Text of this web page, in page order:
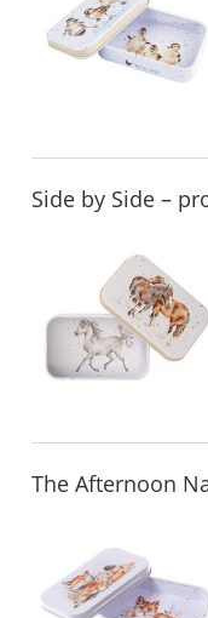
Side by Side –
The Afternoon